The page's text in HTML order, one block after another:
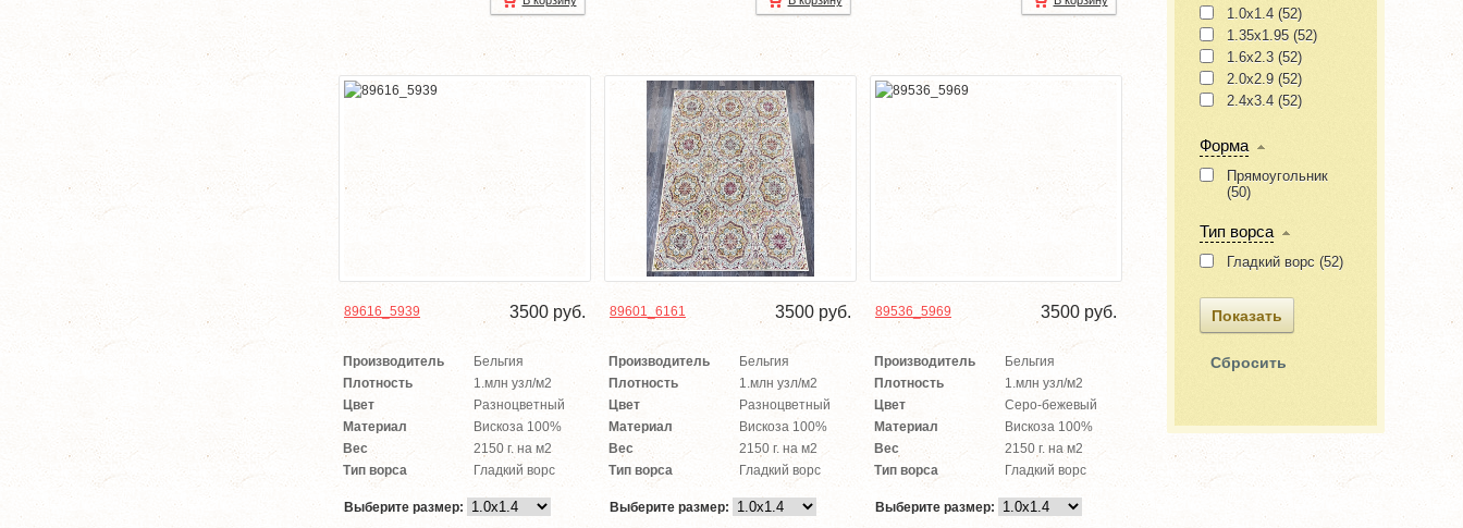
1.0x1.4 (52)
1.35x1.95 (52)
1.6x2.3 (52)
2.0x2.9 (52)
2.4x3.4 (52)
Форма
Прямоугольник
(50)
Тип ворса
Гладкий ворс (52)
89616_5939 3500 руб.
Производитель
Бельгия
Плотность
1.млн узл/м2
Цвет
Разноцветный
Материал
Вискоза 100%
Вес
2150 г. на м2
Тип ворса
Гладкий ворс
Выберите размер:
89601_6161 3500 руб.
Производитель
Бельгия
Плотность
1.млн узл/м2
Цвет
Разноцветный
Материал
Вискоза 100%
Вес
2150 г. на м2
Тип ворса
Гладкий ворс
Выберите размер:
89536_5969 3500 руб.
Производитель
Бельгия
Плотность
1.млн узл/м2
Цвет
Серо-бежевый
Материал
Вискоза 100%
Вес
2150 г. на м2
Тип ворса
Гладкий ворс
Выберите размер: